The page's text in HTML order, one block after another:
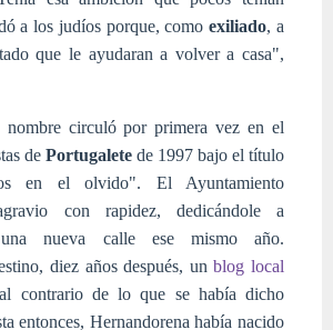
a los judíos porque, comoexiliado, a
que le ayudaran a volver a casa",
nombre circuló por primera vez en el
de Portugalete de 1997 bajo el título
en el olvido". El Ayuntamiento
con rapidez, dedicándole a
una nueva calle ese mismo año.
diez años después, unblog local
contrario de lo que se había dicho
entonces, Hernandorena había nacido